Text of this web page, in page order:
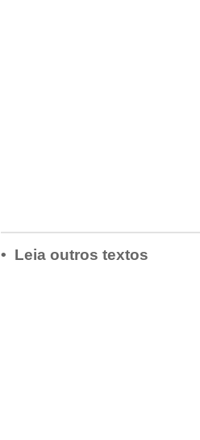
• Leia outros textos